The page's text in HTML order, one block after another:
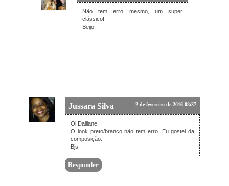
3 de fevereiro de 2016 20:45
Não tem erro mesmo, um super
clássico!
Beijo
Jussara Silva 2 de fevereiro de 2016 08:37
Oi Dalliane.
O look preto/branco não tem erro. Eu gostei da
composição.
Bjs
Responder